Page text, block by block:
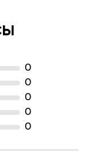
категорий
семян какао, вазелин
для всех типов кожи
0
0
0
0
0